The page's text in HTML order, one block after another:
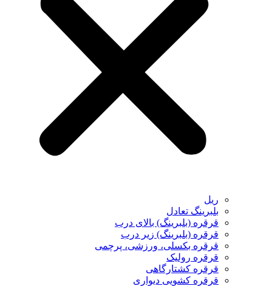
ریل
بلبرینگ تعادل
قرقره (بلبرینگ) بالای درب
قرقره (بلبرینگ) زیر درب
قرقره بکسلی، ورزشی، پرچمی
قرقره رولیک
قرقره کشتارگاهی
قرقره کشویی دیواری